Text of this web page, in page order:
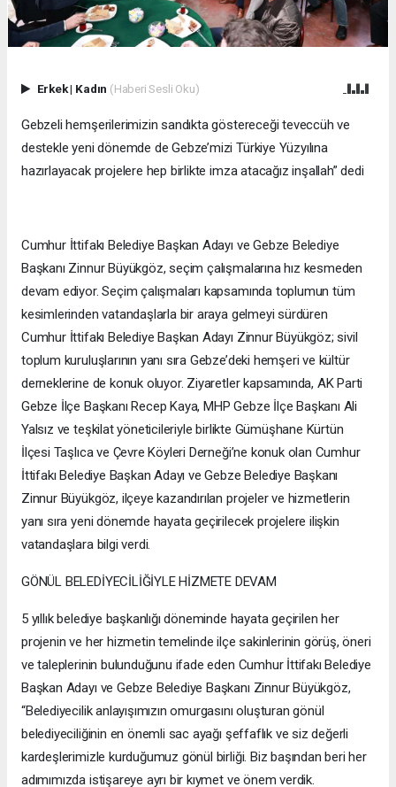
Erkek| Kadın (Haberi Sesli Oku)
Gebzeli hemşerilerimizin sandıkta göstereceği teveccüh ve
destekle yeni dönemde de Gebze’mizi Türkiye Yüzyılına
hazırlayacak projelere hep birlikte imza atacağız inşallah” dedi
Cumhur İttifakı Belediye Başkan Adayı ve Gebze Belediye
Başkanı Zinnur Büyükgöz, seçim çalışmalarına hız kesmeden
devam ediyor. Seçim çalışmaları kapsamında toplumun tüm
kesimlerinden vatandaşlarla bir araya gelmeyi sürdüren
Cumhur İttifakı Belediye Başkan Adayı Zinnur Büyükgöz; sivil
toplum kuruluşlarının yanı sıra Gebze’deki hemşeri ve kültür
derneklerine de konuk oluyor. Ziyaretler kapsamında, AK Parti
Gebze İlçe Başkanı Recep Kaya, MHP Gebze İlçe Başkanı Ali
Yalsız ve teşkilat yöneticileriyle birlikte Gümüşhane Kürtün
İlçesi Taşlıca ve Çevre Köyleri Derneği’ne konuk olan Cumhur
İttifakı Belediye Başkan Adayı ve Gebze Belediye Başkanı
Zinnur Büyükgöz, ilçeye kazandırılan projeler ve hizmetlerin
yanı sıra yeni dönemde hayata geçirilecek projelere ilişkin
vatandaşlara bilgi verdi.
GÖNÜL BELEDİYECİLİĞİYLE HİZMETE DEVAM
5 yıllık belediye başkanlığı döneminde hayata geçirilen her
projenin ve her hizmetin temelinde ilçe sakinlerinin görüş, öneri
ve taleplerinin bulunduğunu ifade eden Cumhur İttifakı Belediye
Başkan Adayı ve Gebze Belediye Başkanı Zinnur Büyükgöz,
“Belediyecilik anlayışımızın omurgasını oluşturan gönül
belediyeciliğinin en önemli sac ayağı şeffaflık ve siz değerli
kardeşlerimizle kurduğumuz gönül birliği. Biz başından beri her
adımımızda istişareye ayrı bir kıymet ve önem verdik.